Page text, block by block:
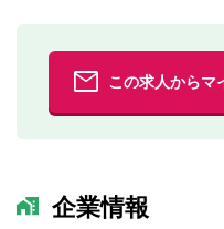
この求人からマ
企業情報